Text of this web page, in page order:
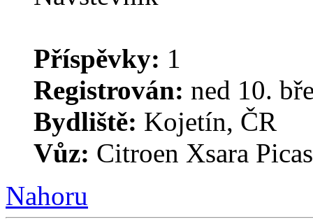
Příspěvky: 1
Registrován: ned 10.
Bydliště: Kojetín, ČR
Vůz: Citroen Xsara
Nahoru